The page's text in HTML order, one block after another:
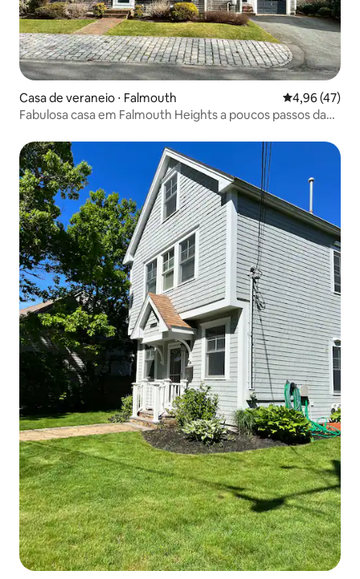
Casa de veraneio ⋅ Falmouth 4,96 de uma
4,96 (47)
Fabulosa casa em Falmouth Heights a poucos passos da